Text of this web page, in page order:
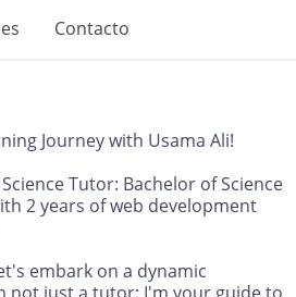
Contacto
Journey with Usama Ali!
Tutor: Bachelor of Science
2 years of web development
embark on a dynamic